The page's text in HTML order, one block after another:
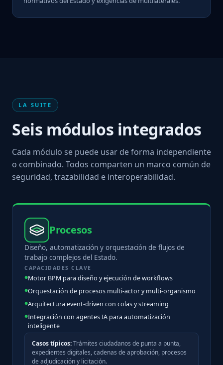
LA SUITE
Seis módulos integrados
Cada módulo se puede usar de forma independiente
o combinado. Todos comparten un marco común de
seguridad, trazabilidad e interoperabilidad.
Procesos
Diseño, automatización y orquestación de flujos de
trabajo complejos del Estado.
CAPACIDADES CLAVE
Motor BPM para diseño y ejecución de workflows
Orquestación de procesos multi-actor y multi-organismo
Arquitectura event-driven con colas y streaming
Integración con agentes IA para automatización
inteligente
Casos típicos:Trámites ciudadanos de punta a punta,
expedientes digitales, cadenas de aprobación, procesos
de adjudicación y licitación.